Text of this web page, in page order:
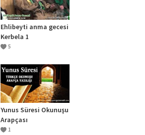
Ehlibeyti anma gecesi
Kerbela 1
5
Yunus Süresi Okunuşu
Arapçası
1